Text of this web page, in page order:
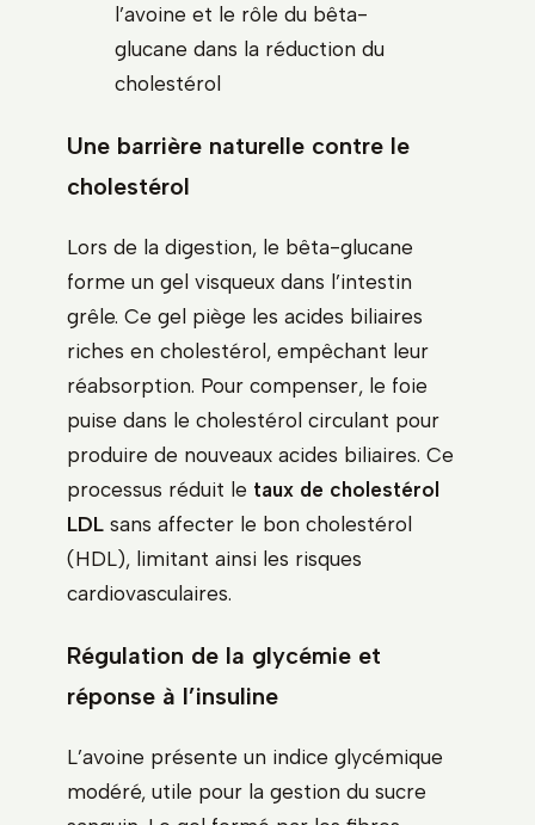
l’avoine et le rôle du bêta-
glucane dans la réduction du
cholestérol
Une barrière naturelle contre le
cholestérol
Lors de la digestion, le bêta-glucane
forme un gel visqueux dans l’intestin
grêle. Ce gel piège les acides biliaires
riches en cholestérol, empêchant leur
réabsorption. Pour compenser, le foie
puise dans le cholestérol circulant pour
produire de nouveaux acides biliaires. Ce
processus réduit le taux de cholestérol
LDL sans affecter le bon cholestérol
(HDL), limitant ainsi les risques
cardiovasculaires.
Régulation de la glycémie et
réponse à l’insuline
L’avoine présente un indice glycémique
modéré, utile pour la gestion du sucre